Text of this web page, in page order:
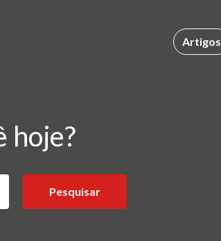
Artigos
hoje?
Pesquisar